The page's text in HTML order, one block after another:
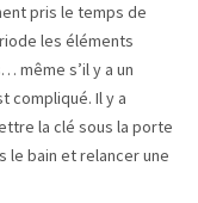
pris le temps de
les éléments
même s’il y a un
compliqué. Il y a
la clé sous la porte
le bain et relancer une